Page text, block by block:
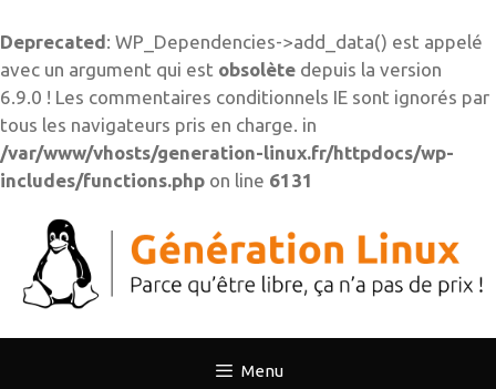
Deprecated: WP_Dependencies->add_data() est appelé
avec un argument qui est obsolète depuis la version
6.9.0 ! Les commentaires conditionnels IE sont ignorés par
tous les navigateurs pris en charge. in
/var/www/vhosts/generation-linux.fr/httpdocs/wp-
includes/functions.php on line 6131
contenu
Menu